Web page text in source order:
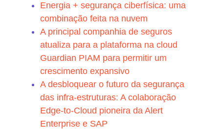
Energia + segurança ciberfísica: uma
combinação feita na nuvem
A principal companhia de seguros
atualiza para a plataforma na cloud
Guardian PIAM para permitir um
crescimento expansivo
A desbloquear o futuro da segurança
das infra-estruturas: A colaboração
Edge-to-Cloud pioneira da Alert
Enterprise e SAP